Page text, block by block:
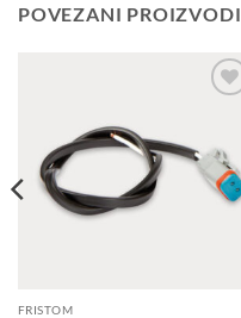
POVEZANI PROIZVODI
FRISTOM